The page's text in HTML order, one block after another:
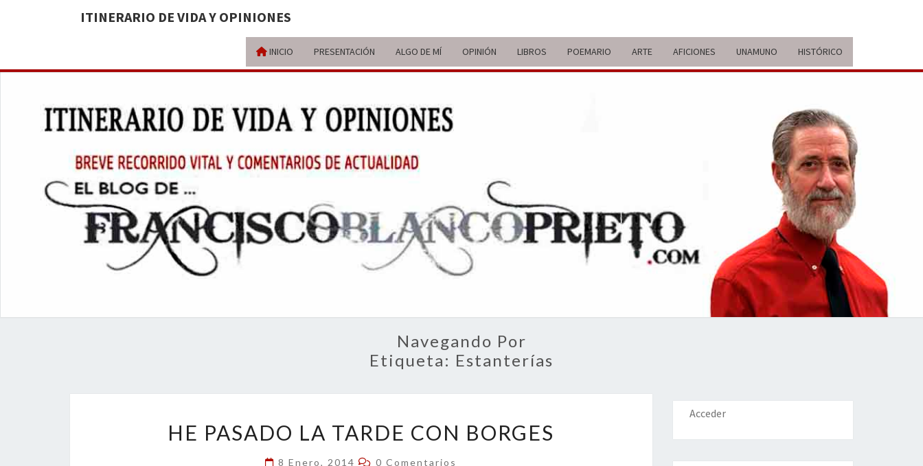
ITINERARIO DE VIDA Y OPINIONES
INICIO PRESENTACIÓN ALGO DE MÍ OPINIÓN LIBROS POEMARIO ARTE AFICIONES UNAMUNO HISTÓRICO
ITINERARIO
DE VIDA Y
OPINIONES
BREVE
RECORRIDO
VITAL Y
COMENTARIOS
ACTUALIDAD
Navegando Por
Etiqueta: Estanterías
PASADO
LA
HE PASADO LA TARDE CON BORGES
8 Enero, 2014 Comentarios
0 Comentarios
Acceder